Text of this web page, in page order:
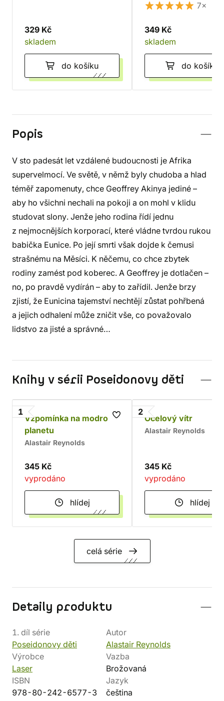
329 Kč
skladem
do košíku
7×
349 Kč
skladem
do košíku
Popis
V sto padesát let vzdálené budoucnosti je Afrika
supervelmocí. Ve světě, v němž byly chudoba a hlad
téměř zapomenuty, chce Geoffrey Akinya jediné –
aby ho všichni nechali na pokoji a on mohl v klidu
studovat slony. Jenže jeho rodina řídí jednu
z nejmocnějších korporací, které vládne tvrdou rukou
babička Eunice. Po její smrti však dojde k čemusi
strašnému na Měsíci. K něčemu, co chce zbytek
rodiny zamést pod koberec. A Geoffrey je dotlačen –
no, po pravdě vydírán – aby to zařídil. Jenže brzy
zjistí, že Eunicina tajemství nechtějí zůstat pohřbená
a jejich odhalení může zničit vše, co považovalo
lidstvo za jisté a správné…
Knihy v sérii Poseidonovy děti
1
Vzpomínka na modrou
planetu
Alastair Reynolds
345 Kč
vyprodáno
hlídej
2
Ocelový vítr
Alastair Reynolds
345 Kč
vyprodáno
hlídej
celá série
Detaily produktu
1. díl série
Poseidonovy děti
Autor
Alastair Reynolds
Výrobce
Laser
Vazba
Brožovaná
ISBN
978-80-242-6577-3
Jazyk
čeština